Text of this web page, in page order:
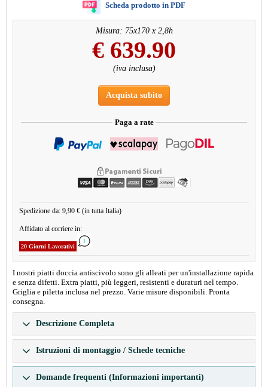
Scheda prodotto in PDF
Misura: 75x170 x 2,8h
€ 639.90
(iva inclusa)
Acquista subito
Paga a rate
Spedizione da: 9,90 € (in tutta Italia)
Affidato al corriere in:
20 Giorni Lavorativi
I nostri piatti doccia antiscivolo sono gli alleati per un'installazione rapida
e senza difetti. Extra piatti, più leggeri, resistenti e duraturi nel tempo.
Griglia e piletta inclusa nel prezzo. Varie misure disponibili. Pronta
consegna.
Descrizione Completa
Istruzioni di montaggio / Schede tecniche
Domande frequenti (Informazioni importanti)